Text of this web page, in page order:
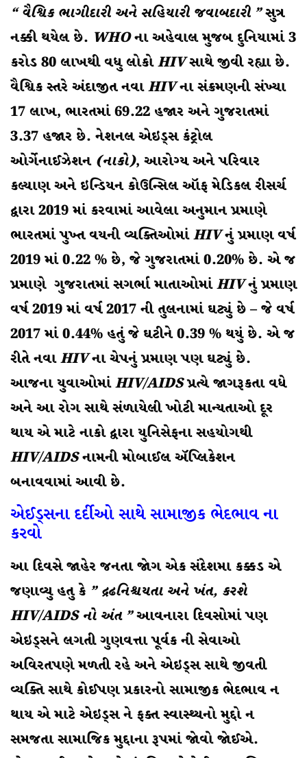
“ વૈશ્વિક ભાગીદારી અને સહિયારી જવાબદારી ”સુત્ર
નક્કી થયેલ છે. WHOના અહેવાલ મુજબ દુનિયામાં 3
કરોડ 80 લાખથી વધુ લોકોHIVસાથે જીવી રહ્યા છે.
વૈશ્વિક સ્તરે અંદાજીત નવાHIVના સંક્રમણની સંખ્યા
17 લાખ, ભારતમાં 69.22 હજાર અને ગુજરાતમાં
3.37 હજાર છે. નેશનલ એઇડ્સ કંટ્રોલ
ઓર્ગેનાઈઝેશન (નાકો), આરોગ્ય અને પરિવાર
કલ્યાણ અને ઇન્ડિયન કોઉન્સિલ ઑફ મેડિકલ રીસર્ચ
દ્વારા 2019 માં કરવામાં આવેલા અનુમાન પ્રમાણે
ભારતમાં પુખ્ત વયની વ્યક્તિઓમાંHIVનું પ્રમાણ વર્ષ
2019 માં 0.22 % છે, જે ગુજરાતમાં 0.20% છે. એ જ
પ્રમાણે ગુજરાતમાં સગર્ભા માતાઓમાંHIVનું પ્રમાણ
વર્ષ 2019 માં વર્ષ 2017 ની તુલનામાં ઘટ્યું છે – જે વર્ષ
2017 માં 0.44% હતું જે ઘટીને 0.39 % થયું છે. એ જ
રીતે નવાHIVના ચેપનું પ્રમાણ પણ ઘટ્યું છે.
આજના યુવાઓમાંHIV/AIDSપ્રત્યે જાગરૂકતા વધે
અને આ રોગ સાથે સંળાયેલી ખોટી માન્યતાઓ દૂર
થાય એ માટે નાકો દ્વારા યુનિસેફના સહયોગથી
HIV/AIDSનામની મોબાઈલ ઍપ્લિકેશન
બનાવવામાં આવી છે.
એઈડ્સના દર્દીઓ સાથે સામાજીક ભેદભાવ ના
કરવો
આ દિવસે જાહેર જનતા જોગ એક સંદેશમા કક્કડ એ
જણાવ્યુ હતુ કે ” દ્રઢનિશ્ચયતા અને ખંત, કરશે
HIV/AIDS નો અંત ”આવનારા દિવસોમાં પણ
એઇડ્સને લગતી ગુણવત્તા પૂર્વક ની સેવાઓ
અવિરતપણે મળતી રહે અને એઇડ્સ સાથે જીવતી
વ્યક્તિ સાથે કોઈપણ પ્રકારનો સામાજીક ભેદભાવ ન
થાય એ માટે એઇડ્સ ને ફક્ત સ્વાસ્થ્યનો મુદ્દો ન
સમજતા સામાજિક મુદ્દાના રૂપમાં જોવો જોઈએ.